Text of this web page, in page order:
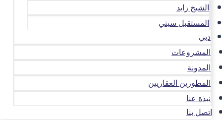
الشيخ زايد
المستقبل سيتي
دبي
المشروعات
المدونة
المطورين العقاريين
نبذة عنا
اتصل بنا